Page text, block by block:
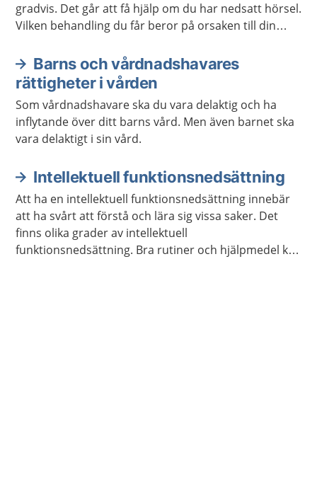
gradvis. Det går att få hjälp om du har nedsatt hörsel.
Vilken behandling du får beror på orsaken till din
Barns och vårdnadshavares
rättigheter i vården
Som vårdnadshavare ska du vara delaktig och ha
inflytande över ditt barns vård. Men även barnet ska
vara delaktigt i sin vård.
Intellektuell funktionsnedsättning
Att ha en intellektuell funktionsnedsättning innebär
att ha svårt att förstå och lära sig vissa saker. Det
finns olika grader av intellektuell
funktionsnedsättning. Bra rutiner och hjälpmedel kan